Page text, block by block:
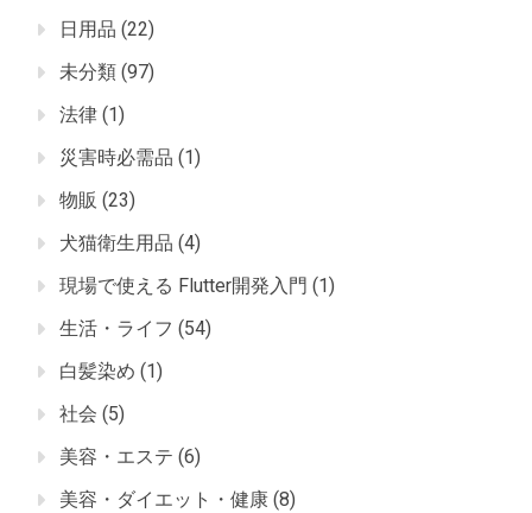
日用品 (22)
未分類 (97)
法律 (1)
災害時必需品 (1)
物販 (23)
犬猫衛生用品 (4)
現場で使える Flutter開発入門 (1)
生活・ライフ (54)
白髪染め (1)
社会 (5)
美容・エステ (6)
美容・ダイエット・健康 (8)